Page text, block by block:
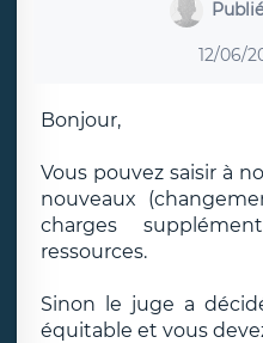
12/06/
Bonjour,
Vous pouvez saisir à
nouveaux
charges
ressources.
Sinon le juge a
équitable et vous